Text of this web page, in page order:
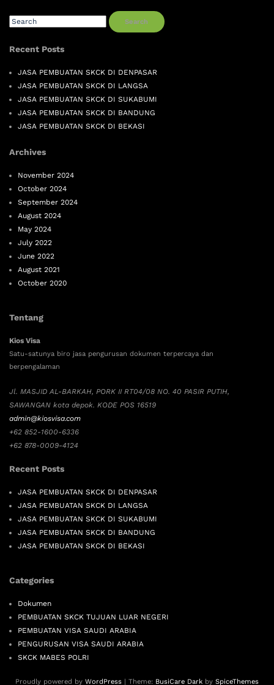
Search
Recent Posts
JASA PEMBUATAN SKCK DI DENPASAR
JASA PEMBUATAN SKCK DI LANGSA
JASA PEMBUATAN SKCK DI SUKABUMI
JASA PEMBUATAN SKCK DI BANDUNG
JASA PEMBUATAN SKCK DI BEKASI
Archives
November 2024
October 2024
September 2024
August 2024
May 2024
July 2022
June 2022
August 2021
October 2020
Tentang
Kios Visa
Satu-satunya biro jasa pengurusan dokumen terpercaya dan
berpengalaman
Jl. MASJID AL-BARKAH, PORK II RT04/08 NO. 40 PASIR PUTIH,
SAWANGAN kota depok. KODE POS 16519
admin@kiosvisa.com
+62 852-1600-6336
+62 878-0009-4124
Recent Posts
JASA PEMBUATAN SKCK DI DENPASAR
JASA PEMBUATAN SKCK DI LANGSA
JASA PEMBUATAN SKCK DI SUKABUMI
JASA PEMBUATAN SKCK DI BANDUNG
JASA PEMBUATAN SKCK DI BEKASI
Categories
Dokumen
PEMBUATAN SKCK TUJUAN LUAR NEGERI
PEMBUATAN VISA SAUDI ARABIA
PENGURUSAN VISA SAUDI ARABIA
SKCK MABES POLRI
Proudly powered by WordPress | Theme: BusiCare Dark by SpiceThemes